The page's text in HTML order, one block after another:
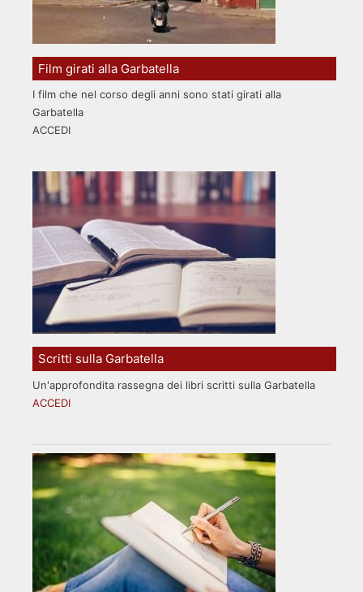
Film girati alla Garbatella
I film che nel corso degli anni sono stati girati alla
Garbatella
ACCEDI
Scritti sulla Garbatella
Un'approfondita rassegna dei libri scritti sulla Garbatella
ACCEDI